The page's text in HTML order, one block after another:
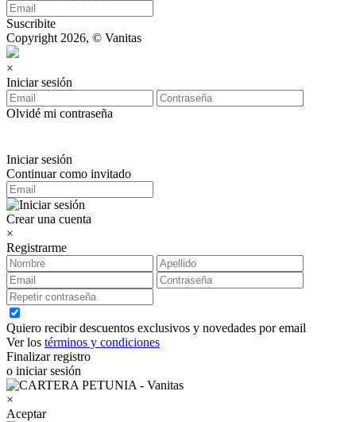
Suscribite
Copyright 2026, © Vanitas
×
Iniciar sesión
Olvidé mi contraseña
Iniciar sesión
Continuar como invitado
Crear una cuenta
×
Registrarme
Quiero recibir descuentos exclusivos y novedades por email
Ver los términos y condiciones
Finalizar registro
o iniciar sesión
×
Aceptar